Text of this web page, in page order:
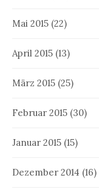
Mai 2015 (22)
April 2015 (13)
März 2015 (25)
Februar 2015 (30)
Januar 2015 (15)
Dezember 2014 (16)